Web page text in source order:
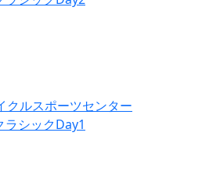
クルスポーツセンター
シックDay1